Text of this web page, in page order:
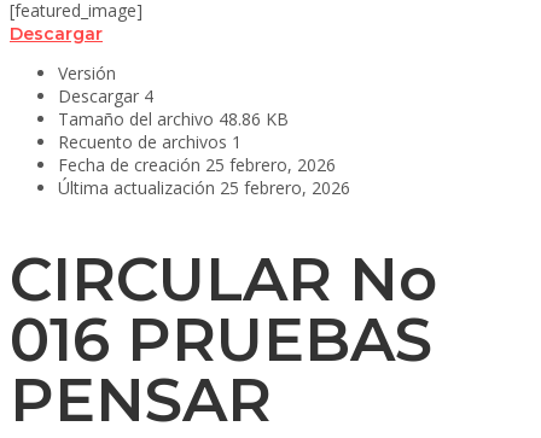
[featured_image]
Descargar
Versión
Descargar 4
Tamaño del archivo 48.86 KB
Recuento de archivos 1
Fecha de creación 25 febrero, 2026
Última actualización 25 febrero, 2026
CIRCULAR No
016 PRUEBAS
PENSAR